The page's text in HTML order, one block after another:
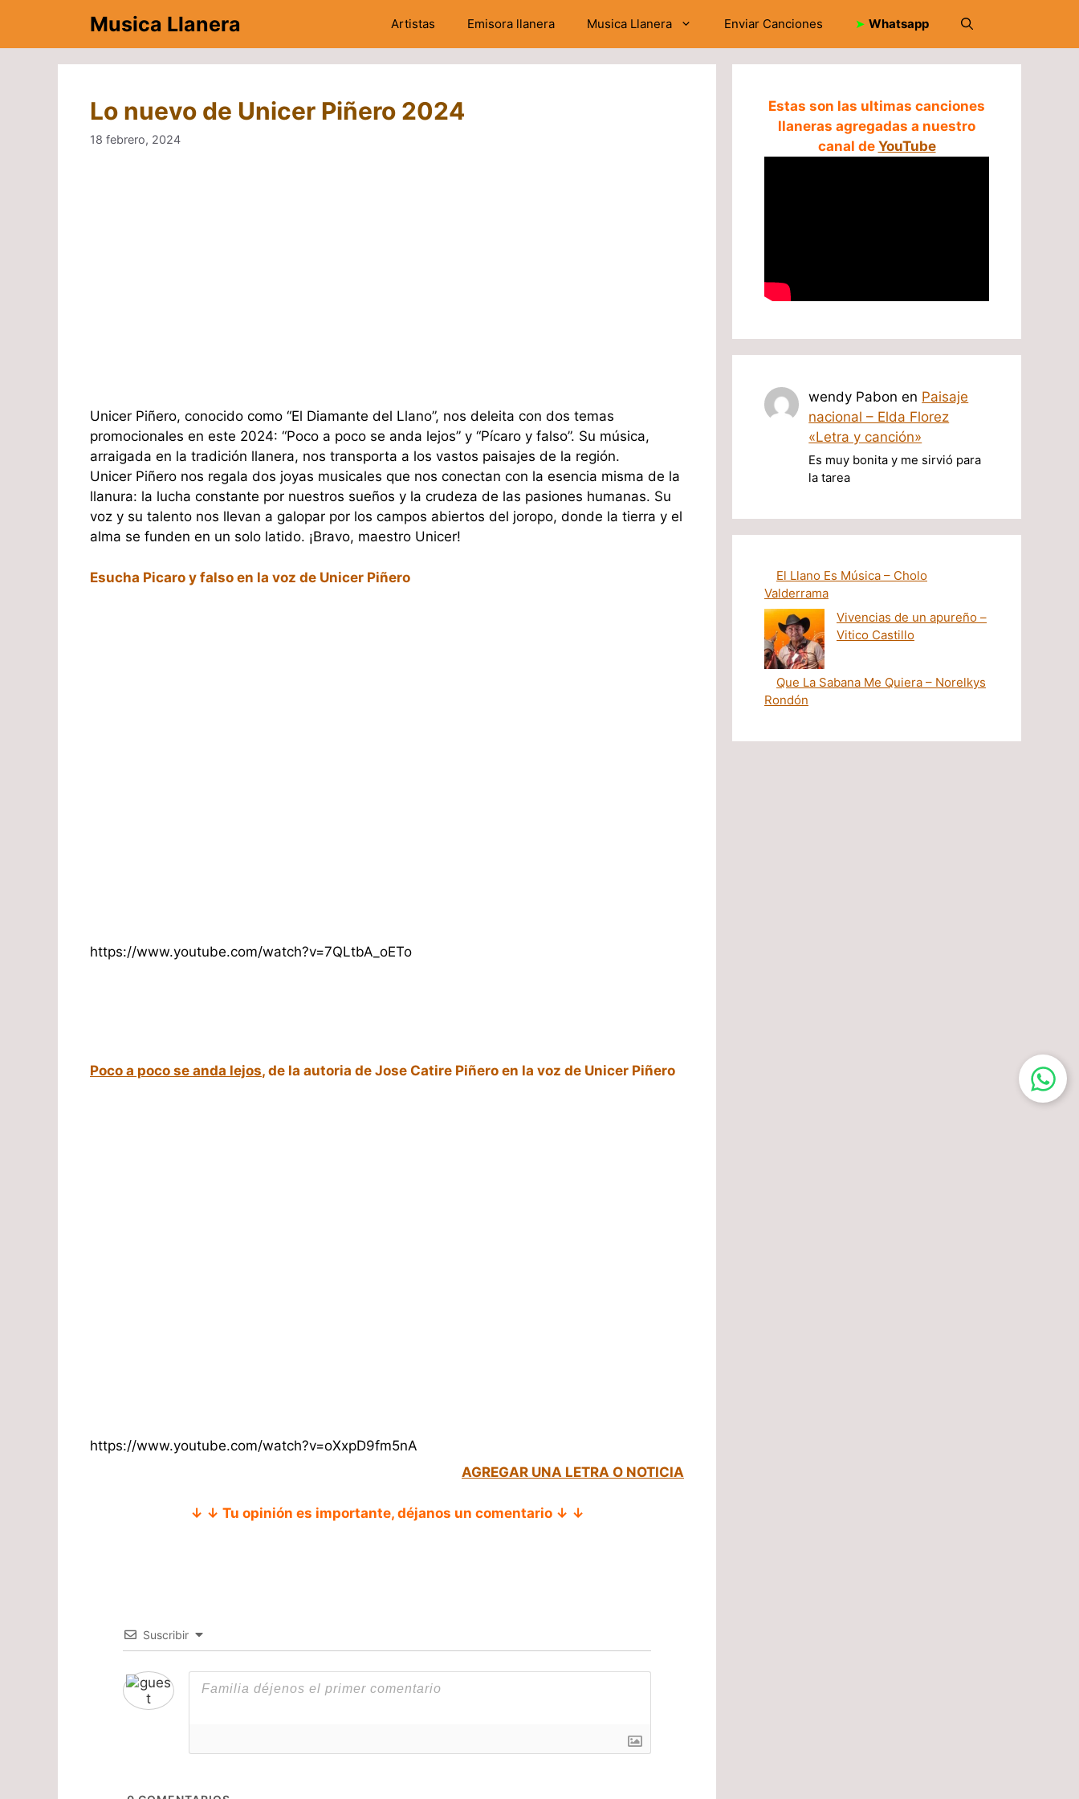
contenido
Musica Llanera Artistas Emisora llanera Musica Llanera Enviar Canciones ➤ Whatsapp
Lo nuevo de Unicer Piñero 2024
18 febrero, 2024
Unicer Piñero, conocido como “El Diamante del Llano”, nos deleita con dos temas
promocionales en este 2024: “Poco a poco se anda lejos” y “Pícaro y falso”. Su música,
arraigada en la tradición llanera, nos transporta a los vastos paisajes de la región.
Unicer Piñero nos regala dos joyas musicales que nos conectan con la esencia misma de la
llanura: la lucha constante por nuestros sueños y la crudeza de las pasiones humanas. Su
voz y su talento nos llevan a galopar por los campos abiertos del joropo, donde la tierra y el
alma se funden en un solo latido. ¡Bravo, maestro Unicer!
Esucha Picaro y falso en la voz de Unicer Piñero
https://www.youtube.com/watch?v=7QLtbA_oETo
Poco a poco se anda lejos, de la autoria de Jose Catire Piñero en la voz de Unicer Piñero
https://www.youtube.com/watch?v=oXxpD9fm5nA
AGREGAR UNA LETRA O NOTICIA
↓ ↓ Tu opinión es importante, déjanos un comentario ↓ ↓
Suscribir
Estas son las ultimas canciones
llaneras agregadas a nuestro
canal de YouTube
wendy Pabon en Paisaje
nacional – Elda Florez
«Letra y canción»
Es muy bonita y me sirvió para
la tarea
El Llano Es Música – Cholo
Valderrama
Vivencias de un apureño –
Vitico Castillo
Que La Sabana Me Quiera – Norelkys
Rondón